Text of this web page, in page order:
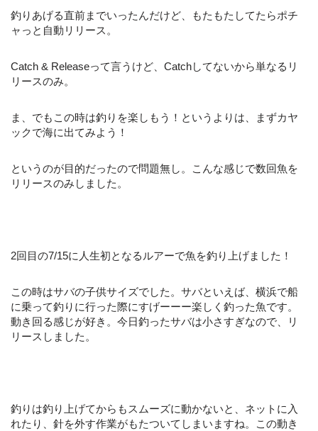
釣りあげる直前までいったんだけど、もたもたしてたらポチ
ャっと自動リリース。
Catch & Releaseって言うけど、Catchしてないから単なるリ
リースのみ。
ま、でもこの時は釣りを楽しもう！というよりは、まずカヤ
ックで海に出てみよう！
というのが目的だったので問題無し。こんな感じで数回魚を
リリースのみしました。
2回目の7/15に人生初となるルアーで魚を釣り上げました！
この時はサバの子供サイズでした。サバといえば、横浜で船
に乗って釣りに行った際にすげーーー楽しく釣った魚です。
動き回る感じが好き。今日釣ったサバは小さすぎなので、リ
リースしました。
釣りは釣り上げてからもスムーズに動かないと、ネットに入
れたり、針を外す作業がもたついてしまいますね。この動き